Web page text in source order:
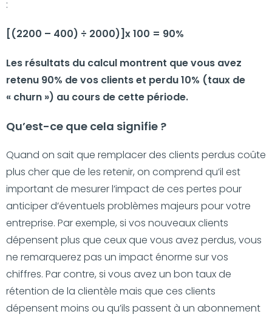
:
[(2200 – 400) ÷ 2000)]x 100 = 90%
Les résultats du calcul montrent que vous avez
retenu 90% de vos clients et perdu 10% (taux de
« churn ») au cours de cette période.
Qu’est-ce que cela signifie ?
Quand on sait que remplacer des clients perdus coûte
plus cher que de les retenir, on comprend qu’il est
important de mesurer l’impact de ces pertes pour
anticiper d’éventuels problèmes majeurs pour votre
entreprise. Par exemple, si vos nouveaux clients
dépensent plus que ceux que vous avez perdus, vous
ne remarquerez pas un impact énorme sur vos
chiffres. Par contre, si vous avez un bon taux de
rétention de la clientèle mais que ces clients
dépensent moins ou qu’ils passent à un abonnement